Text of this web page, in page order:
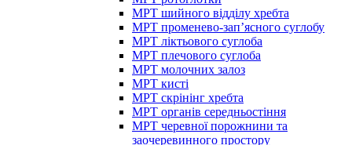
МРТ шийного відділу хребта
МРТ променево-зап’ясного суглобу
МРТ ліктьового суглоба
МРТ плечового суглоба
МРТ молочних залоз
МРТ кисті
МРТ скрінінг хребта
МРТ органів середньостіння
МРТ черевної порожнини та
заочеревинного простору